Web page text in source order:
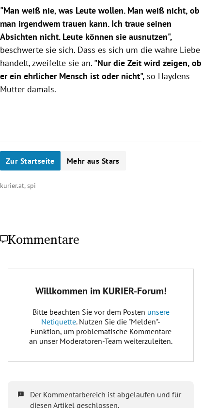
"Man weiß nie, was Leute wollen. Man weiß nicht, ob
man irgendwem trauen kann. Ich traue seinen
Absichten nicht. Leute können sie ausnutzen",
beschwerte sie sich. Dass es sich um die wahre Liebe
handelt, zweifelte sie an. "Nur die Zeit wird zeigen, ob
er ein ehrlicher Mensch ist oder nicht", so Haydens
Mutter damals.
Zur Startseite Mehr aus Stars
kurier.at, spi
Kommentare